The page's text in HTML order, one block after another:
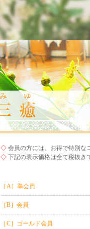
◇ 会員の方には、お得で特別な
◇ 下記の表示価格は全て税抜き
［A］準会員
［B］会員
［C］ゴールド会員